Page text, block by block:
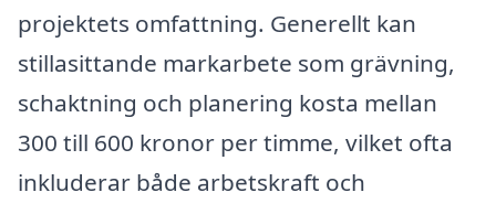
projektets omfattning. Generellt kan
stillasittande markarbete som grävning,
schaktning och planering kosta mellan
300 till 600 kronor per timme, vilket ofta
inkluderar både arbetskraft och